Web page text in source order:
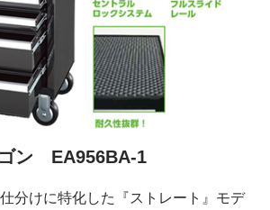
ン EA956BA-1
分けに特化した『ストレート』モデ